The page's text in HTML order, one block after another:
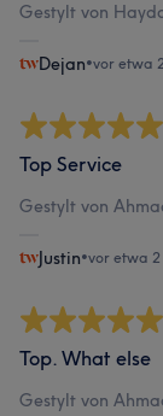
Gestylt von
Dejan•vor etwa
Top Service
Gestylt von
Justin•vor etwa
Top. What else
Gestylt von